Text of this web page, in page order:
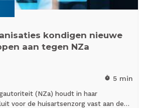
kondigen nieuwe
aan tegen NZa
timer 5 min
(NZa) houdt in haar
voor de huisartsenzorg vast aan de…